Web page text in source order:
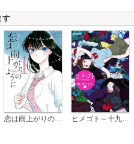
す
恋は雨上がりのように ヒメゴト～十九歳の制服～